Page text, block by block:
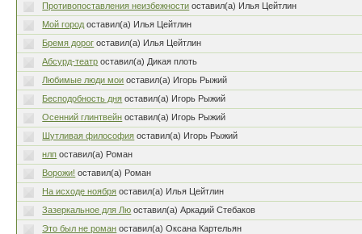
Противопоставления неизбежности оставил(а) Илья Цейтлин
Мой город оставил(а) Илья Цейтлин
Бремя дорог оставил(а) Илья Цейтлин
Абсурд-театр оставил(а) Дикая плоть
Любимые люди мои оставил(а) Игорь Рыжий
Бесподобность дня оставил(а) Игорь Рыжий
Осенний глинтвейн оставил(а) Игорь Рыжий
Шутливая философия оставил(а) Игорь Рыжий
нлп оставил(а) Роман
Ворожи! оставил(а) Роман
На исходе ноября оставил(а) Илья Цейтлин
Зазеркальное для Лю оставил(а) Аркадий Стебаков
Это был не роман оставил(а) Оксана Картельян